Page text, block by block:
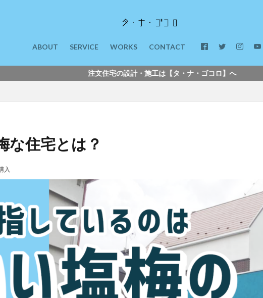
ABOUT SERVICE WORKS CONTACT
注文住宅の設計・施工は【タ・ナ・ゴコロ】へ 【東伊豆へ移
な住宅とは？
入